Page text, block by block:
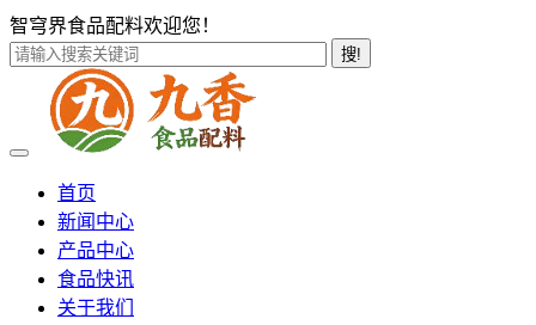
智穹界食品配料欢迎您！
搜!
首页
新闻中心
产品中心
食品快讯
关于我们